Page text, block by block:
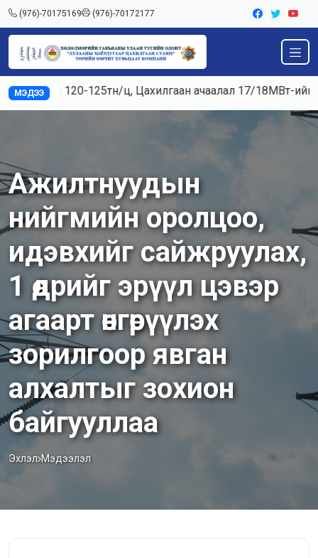
(976)-70175169 (976)-70172177
МЭДЭЭ
120-125тн/ц, Цахилгаан ачаалал 17/18МВт-ийн
Ажилтнуудын
нийгмийн оролцоо,
идэвхийг сайжруулах,
1 өдрийг эрүүл цэвэр
агаарт өнгөрүүлэх
зорилгоор явган
алхалтыг зохион
байгууллаа
Эхлэл Мэдээлэл